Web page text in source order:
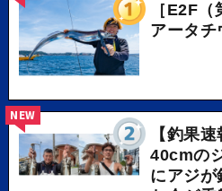
［E2F
アータチ
【釣果
40cmの
にアジが
NEW